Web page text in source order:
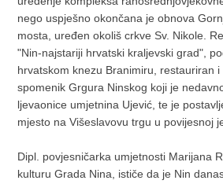
nego uspješno okončana je obnova
mosta, uređen okoliš crkve Sv. Nikole.
"Nin-najstariji hrvatski kraljevski grad",
hrvatskom knezu Branimiru, restauriran i
spomenik Grgura Ninskog koji je
ljevaonice umjetnina Ujević, te je
mjesto na Višeslavovu trgu u povijesnoj
Dipl. povjesničarka umjetnosti Marijana
kulturu Grada Nina, ističe da je Nin